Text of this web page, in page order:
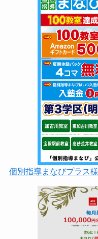
個別指導まなびプラス様